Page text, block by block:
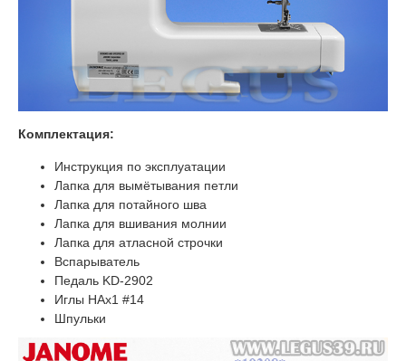
Комплектация:
Инструкция по эксплуатации
Лапка для вымётывания петли
Лапка для потайного шва
Лапка для вшивания молнии
Лапка для атласной строчки
Вспарыватель
Педаль KD-2902
Иглы HAx1 #14
Шпульки